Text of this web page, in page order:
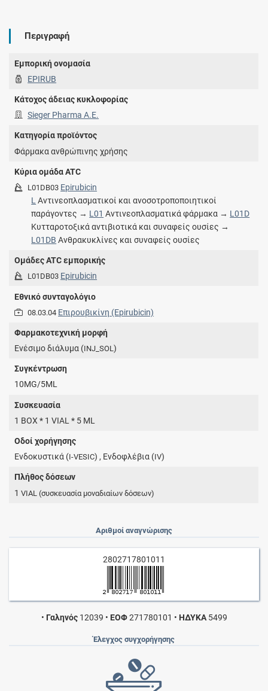
Περιγραφή
Εμπορική ονομασία
EPIRUB
Κάτοχος άδειας κυκλοφορίας
Sieger Pharma Α.Ε.
Κατηγορία προϊόντος
Φάρμακα ανθρώπινης χρήσης
Κύρια ομάδα ATC
L01DB03 Epirubicin
L Αντινεοπλασματικοί και ανοσοτροποποιητικοί
παράγοντες → L01 Αντινεοπλασματικά φάρμακα → L01D
Κυτταροτοξικά αντιβιοτικά και συναφείς ουσίες →
L01DB Ανθρακυκλίνες και συναφείς ουσίες
Ομάδες ATC εμπορικής
L01DB03 Epirubicin
Εθνικό συνταγολόγιο
08.03.04 Επιρουβικίνη (Epirubicin)
Φαρμακοτεχνική μορφή
Ενέσιμο διάλυμα (INJ_SOL)
Συγκέντρωση
10MG/5ML
Συσκευασία
1 BOX * 1 VIAL * 5 ML
Οδοί χορήγησης
Ενδοκυστικά (I-VESIC) , Ενδοφλέβια (IV)
Πλήθος δόσεων
1VIAL (συσκευασία μοναδιαίων δόσεων)
Αριθμοί αναγνώρισης
2802717801011
• Γαληνός12039 • ΕΟΦ271780101 • ΗΔΥΚΑ5499
Έλεγχος συγχορήγησης